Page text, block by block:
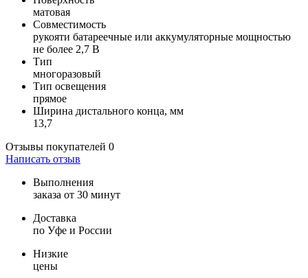
матовая
Совместимость
рукояти батареечные или аккумуляторные мощностью
не более 2,7 В
Тип
многоразовый
Тип освещения
прямое
Ширина дистального конца, мм
13,7
Отзывы покупателей 0
Написать отзыв
Выполнения
заказа от 30 минут
Доставка
по Уфе и России
Низкие
цены